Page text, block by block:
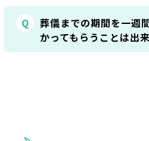
Q
葬儀までの期間を一週
かってもらうことは出